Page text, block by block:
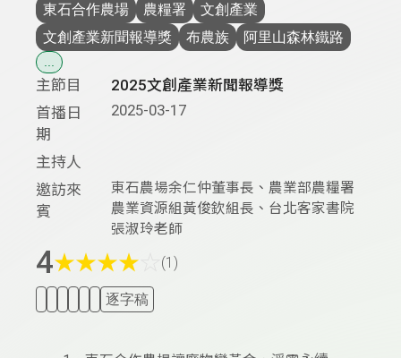
東石合作農場 農糧署
文創產業
文創產業新聞報導獎
布農族 阿里山森林鐵路
...
主節目
2025文創產業新聞報導獎
首播日
期
2025-03-17
主持人
邀訪來
賓
東石農場余仁仲董事長、農業部農糧署
農業資源組黃俊欽組長、台北客家書院
張淑玲老師
4★★★★ (1)
逐字稿